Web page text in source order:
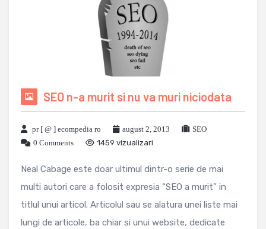
SEO n-a murit si nu va muri niciodata
pr [ @ ] ecompedia ro august 2, 2013
SEO
0 Comments
1459 vizualizari
Neal Cabage este doar ultimul dintr-o serie de mai
multi autori care a folosit expresia “SEO a murit” in
titlul unui articol. Articolul sau se alatura unei liste mai
lungi de articole, ba chiar si unui website, dedicate